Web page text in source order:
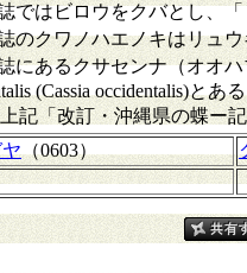
はビロウをクバとし、「
クワノハエノキはリュウ
あるクサセンナ（オオハ
(Cassia occidentalis)とあ
記「改訂・沖縄県の蝶ー
（0603）